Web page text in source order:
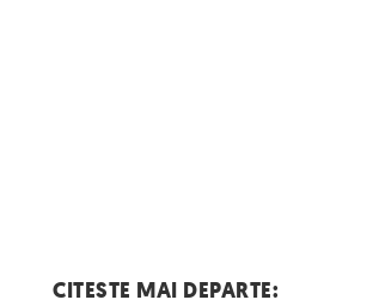
CITESTE MAI DEPARTE: